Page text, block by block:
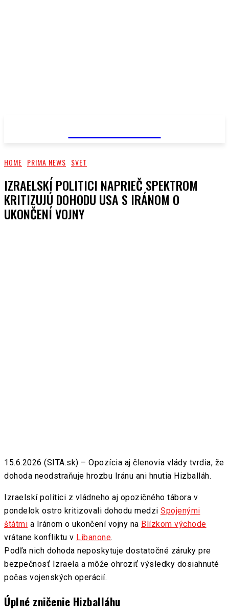
HOME PRIMA NEWS SVET
IZRAELSKÍ POLITICI NAPRIEČ SPEKTROM
KRITIZUJÚ DOHODU USA S IRÁNOM O
UKONČENÍ VOJNY
15.6.2026 (SITA.sk) – Opozícia aj členovia vlády tvrdia, že
dohoda neodstraňuje hrozbu Iránu ani hnutia Hizballáh.
Izraelskí politici z vládneho aj opozičného tábora v
pondelok ostro kritizovali dohodu medzi Spojenými
štátmi a Iránom o ukončení vojny na Blízkom východe
vrátane konfliktu v Libanone.
Podľa nich dohoda neposkytuje dostatočné záruky pre
bezpečnosť Izraela a môže ohroziť výsledky dosiahnuté
počas vojenských operácií.
Úplné zničenie Hizballáhu